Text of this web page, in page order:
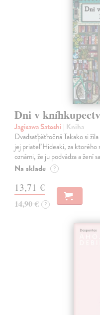
Dni v
Jagisawa Satoshi | Kniha
Dvadsaťpäťročná Takako si
jej priateľ Hideaki, za ktorého
oznámi, že ju podvádza a žení
Na sklade ?
13,71 €
14,90 € ?